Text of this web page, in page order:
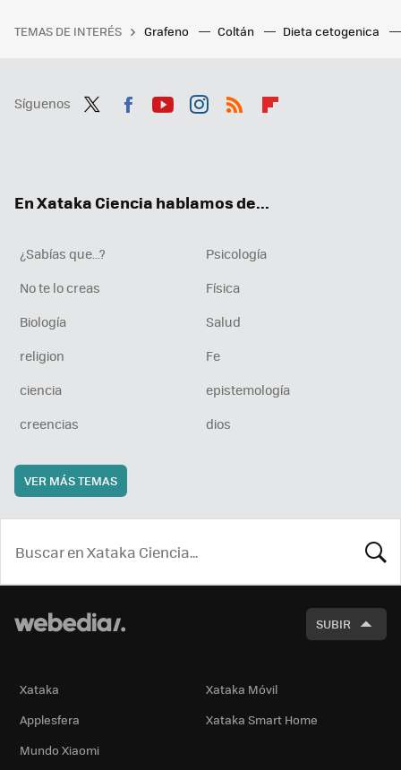
TEMAS DE INTERÉS Grafeno Coltán Dieta cetogenica
Síguenos
En Xataka Ciencia hablamos de...
¿Sabías que...?
Psicología
No te lo creas
Física
Biología
Salud
religion
Fe
ciencia
epistemología
creencias
dios
VER MÁS TEMAS
SUBIR
Xataka
Xataka Móvil
Applesfera
Xataka Smart Home
Mundo Xiaomi